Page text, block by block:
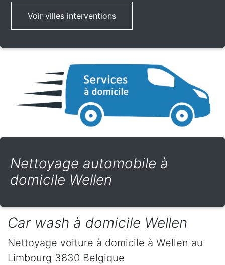
Voir villes interventions
Nettoyage automobile à
domicile Wellen
Car wash à domicile Wellen
Nettoyage voiture à domicile à Wellen au
Limbourg 3830 Belgique